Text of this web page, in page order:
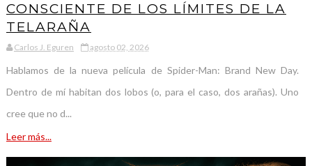
CONSCIENTE DE LOS LÍMITES DE LA
TELARAÑA
Carlos J. Eguren agosto 02, 2026
Hablamos de la nueva película de Spider-Man: Brand New Day.
Dentro de mí habitan dos lobos (o, para el caso, dos arañas). Uno
cree que no d...
Leer más...